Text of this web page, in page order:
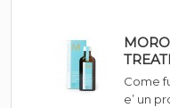
Come
e’ un